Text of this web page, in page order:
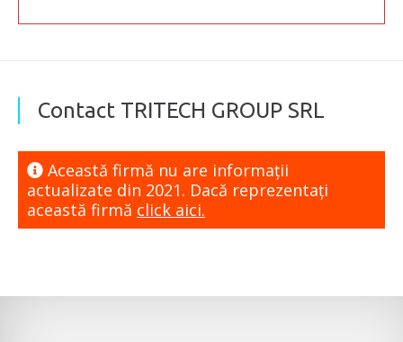
Contact TRITECH GROUP SRL
Această firmă nu are informaţii
actualizate din 2021. Dacă reprezentaţi
această firmă click aici.